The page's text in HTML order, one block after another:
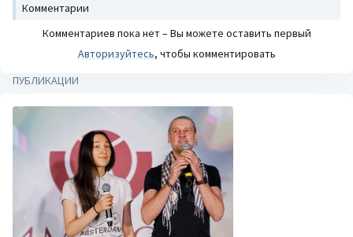
Комментарии
Комментариев пока нет – Вы можете оставить первый
Авторизуйтесь, чтобы комментировать
ПУБЛИКАЦИИ